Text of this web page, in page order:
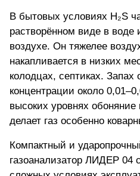
В бытовых условиях H₂S
растворённом виде в воде
воздухе. Он тяжелее
накапливается в низких
колодцах, септиках.
концентрации около
высоких уровнях обоняние
делает газ особенно
Компактный и
газоанализатор ЛИДЕР 04